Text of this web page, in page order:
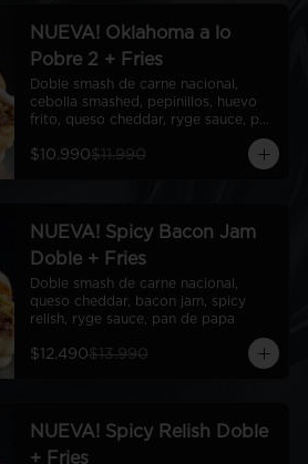
NUEVA! Oklahoma a lo
Pobre 2 + Fries
Doble smash de carne nacional,
cebolla smashed, pepinillos, huevo
frito, queso cheddar, ryge sauce, pan
$10.990$11.990
NUEVA! Spicy Bacon Jam
Doble + Fries
Doble smash de carne nacional,
queso cheddar, bacon jam, spicy
relish, ryge sauce, pan de papa
$12.490$13.990
NUEVA! Spicy Relish Doble
+ Fries